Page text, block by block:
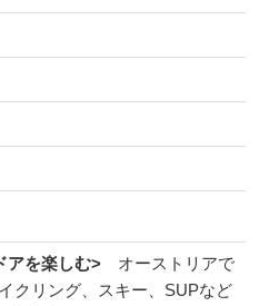
アを楽しむ> オーストリアで
クリング、スキー、SUPなど